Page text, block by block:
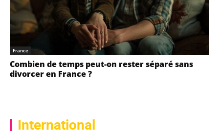
France
Combien de temps peut-on rester séparé sans
divorcer en France ?
International